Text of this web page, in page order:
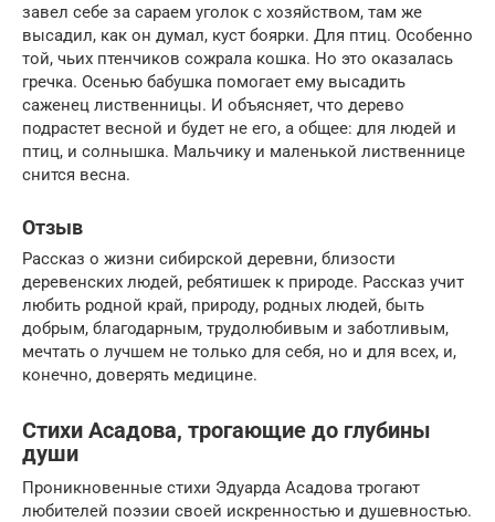
завел себе за сараем уголок с хозяйством, там же
высадил, как он думал, куст боярки. Для птиц. Особенно
той, чьих птенчиков сожрала кошка. Но это оказалась
гречка. Осенью бабушка помогает ему высадить
саженец лиственницы. И объясняет, что дерево
подрастет весной и будет не его, а общее: для людей и
птиц, и солнышка. Мальчику и маленькой лиственнице
снится весна.
Отзыв
Рассказ о жизни сибирской деревни, близости
деревенских людей, ребятишек к природе. Рассказ учит
любить родной край, природу, родных людей, быть
добрым, благодарным, трудолюбивым и заботливым,
мечтать о лучшем не только для себя, но и для всех, и,
конечно, доверять медицине.
Стихи Асадова, трогающие до глубины
души
Проникновенные стихи Эдуарда Асадова трогают
любителей поэзии своей искренностью и душевностью.